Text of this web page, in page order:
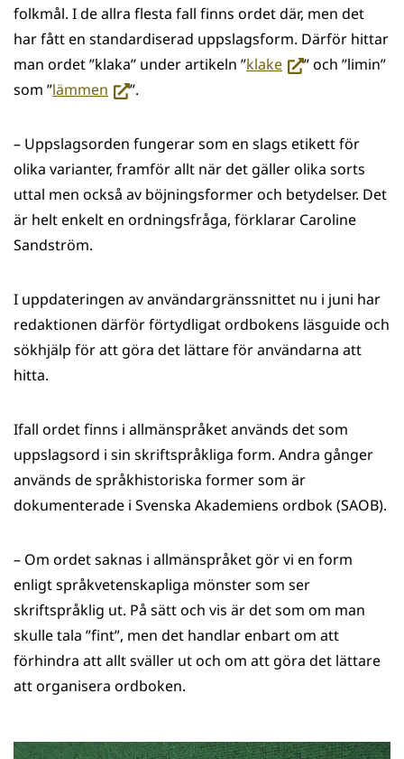
folkmål. I de allra flesta fall finns ordet där, men det
har fått en standardiserad uppslagsform. Därför hittar
man ordet ”klaka” under artikeln ”klake(siirryt” och ”limin”
som ”lämmen (siirryt
palveluun)
”.
– Uppslagsorden fungerar som en slags etikett för
olika varianter, framför allt när det gäller olika sorts
uttal men också av böjningsformer och betydelser. Det
är helt enkelt en ordningsfråga, förklarar Caroline
Sandström.
I uppdateringen av användargränssnittet nu i juni har
redaktionen därför förtydligat ordbokens läsguide och
sökhjälp för att göra det lättare för användarna att
hitta.
Ifall ordet finns i allmänspråket används det som
uppslagsord i sin skriftspråkliga form. Andra gånger
används de språkhistoriska former som är
dokumenterade i Svenska Akademiens ordbok (SAOB).
– Om ordet saknas i allmänspråket gör vi en form
enligt språkvetenskapliga mönster som ser
skriftspråklig ut. På sätt och vis är det som om man
skulle tala ”fint”, men det handlar enbart om att
förhindra att allt sväller ut och om att göra det lättare
att organisera ordboken.